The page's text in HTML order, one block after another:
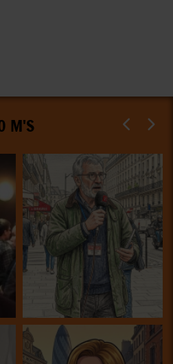
M'S